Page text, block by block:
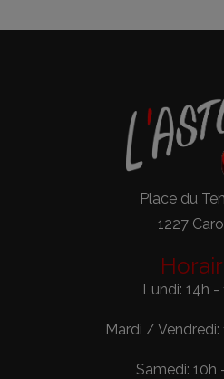
Place du
1227
Lundi: 14h -
Mardi / Vendredi:
Samedi: 10h